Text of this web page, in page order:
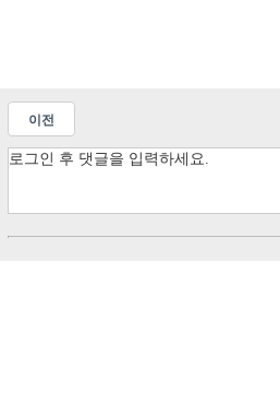
이전